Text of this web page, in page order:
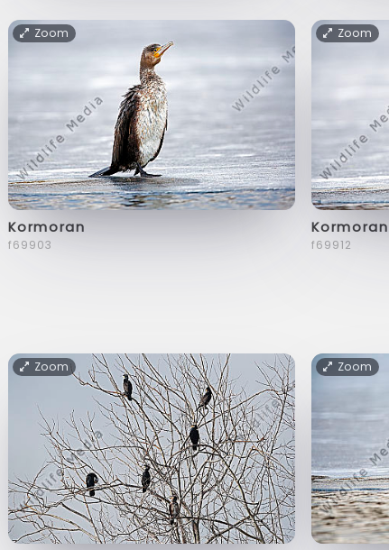
Zoom
Kormoran
f69903
Zoom
Kormoran
f69912
Zoom Zoom